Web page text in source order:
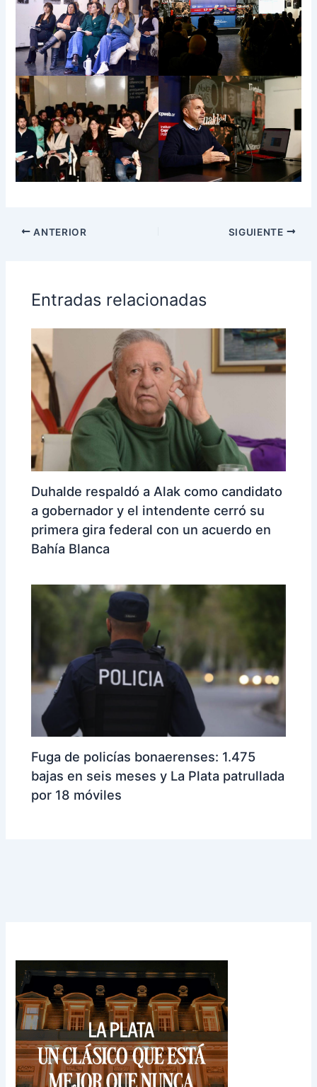
ANTERIOR SIGUIENTE
Entradas relacionadas
Duhalde respaldó a Alak como candidato
a gobernador y el intendente cerró su
primera gira federal con un acuerdo en
Bahía Blanca
Fuga de policías bonaerenses: 1.475
bajas en seis meses y La Plata patrullada
por 18 móviles